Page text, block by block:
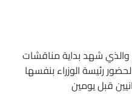
والذي شهد بداية مناقشات
رئيسة الوزراء بنفسها
قبل يومين